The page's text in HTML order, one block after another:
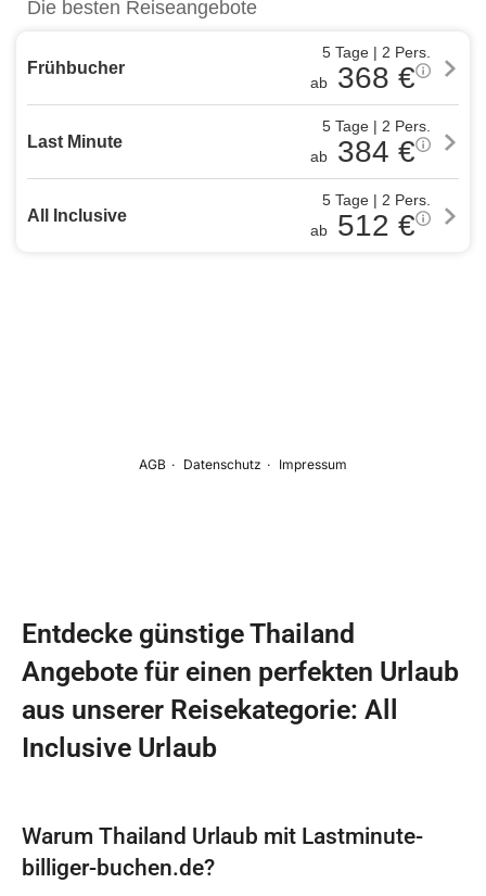
Entdecke günstige Thailand
Angebote für einen perfekten Urlaub
aus unserer Reisekategorie: All
Inclusive Urlaub
Warum Thailand Urlaub mit Lastminute-
billiger-buchen.de?